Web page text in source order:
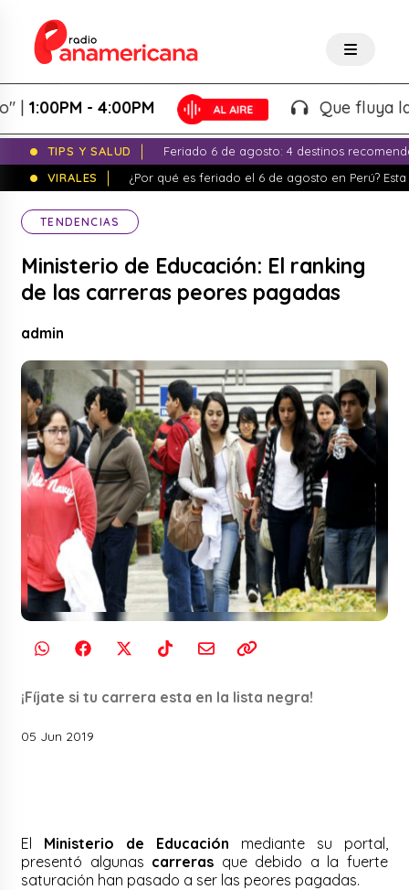
- 4:00PM Que fluya la
TIPS Y SALUD
Feriado 6 de agosto: 4 destinos
VIRALES
¿Por qué es feriado el 6 de agosto en Perú?
TENDENCIAS
Ministerio de Educación: El ranking
de las carreras peores pagadas
admin
¡Fíjate si tu carrera esta en la lista negra!
05 Jun 2019
El Ministerio de Educación mediante su portal,
presentó algunas carreras que debido a la fuerte
saturación han pasado a ser las peores pagadas.